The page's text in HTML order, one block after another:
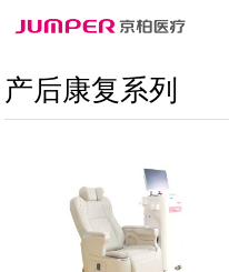
产后康复系列